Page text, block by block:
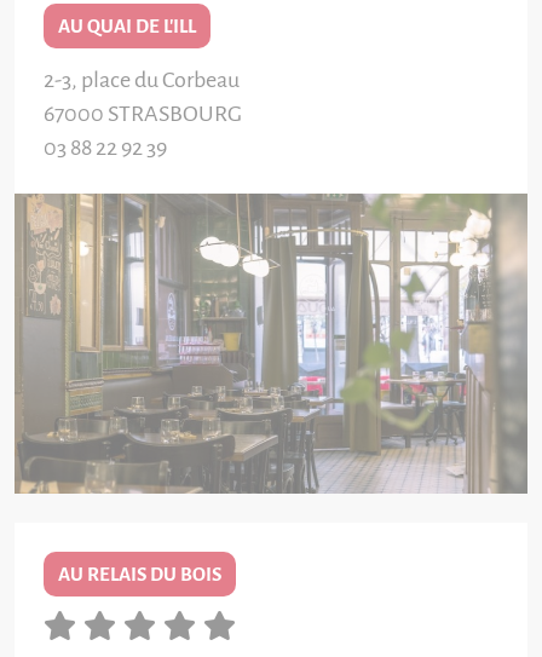
AU QUAI DE L'ILL
2-3, place du Corbeau
67000 STRASBOURG
03 88 22 92 39
AU RELAIS DU BOIS